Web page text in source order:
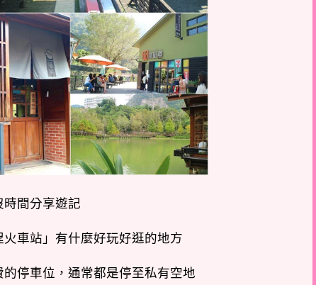
間分享遊記
車站」有什麼好玩好逛的地方
停車位，通常都是停至私有空地